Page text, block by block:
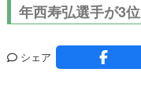
年西寿弘選手が3位
シェア